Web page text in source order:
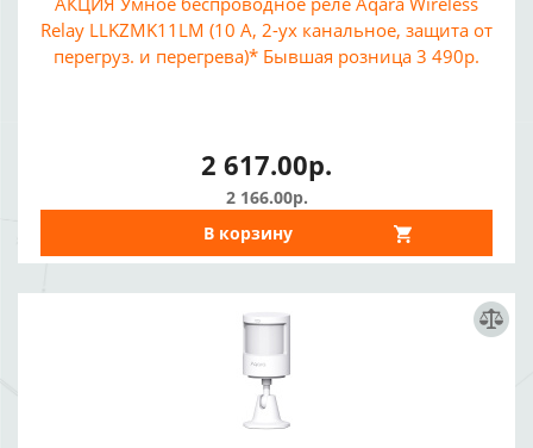
Relay LLKZMK11LM (10 А, 2-ух канальное, защита от
перегруз. и перегрева)* Бывшая розница 3 490р.
2 617.00р.
2 166.00р.
В корзину